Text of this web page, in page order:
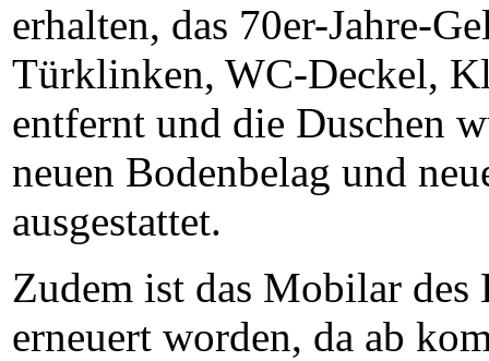
erhalten, das 70er-Jahre-
Türklinken, WC-Deckel,
entfernt und die Duschen
neuen Bodenbelag und
ausgestattet.
Zudem ist das Mobilar des
erneuert worden, da ab